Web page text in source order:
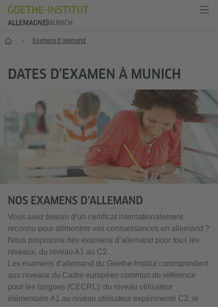
ALLEMAGNE MUNICH
-- Examens d’allemand
DATES D’EXAMEN À MUNICH
© Getty Images, Vetta, Luis Alvarez
NOS EXAMENS D’ALLEMAND
Vous avez besoin d’un certificat internationalement
reconnu pour démontrer vos connaissances en allemand ?
Nous proposons des examens d’allemand pour tous les
niveaux, du niveau A1 au C2.
Les examens d'allemand du Goethe-Institut correspondent
aux niveaux du Cadre européen commun de référence
pour les langues (CECRL): du niveau utilisateur
élémentaire A1 au niveau utilisateur expérimenté C2, le